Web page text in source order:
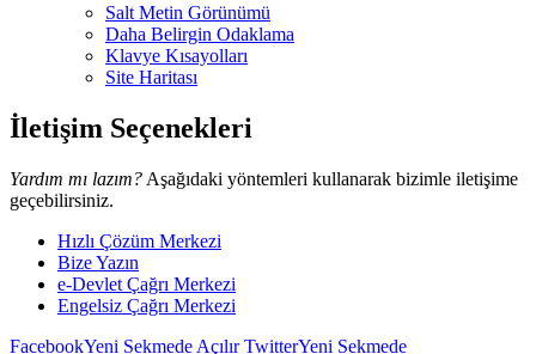
Salt Metin Görünümü
Daha Belirgin Odaklama
Klavye Kısayolları
Site Haritası
İletişim Seçenekleri
Yardım mı lazım? Aşağıdaki yöntemleri kullanarak bizimle iletişime
geçebilirsiniz.
Hızlı Çözüm Merkezi
Bize Yazın
e-Devlet Çağrı Merkezi
Engelsiz Çağrı Merkezi
FacebookYeni Sekmede AçılırTwitterYeni Sekmede